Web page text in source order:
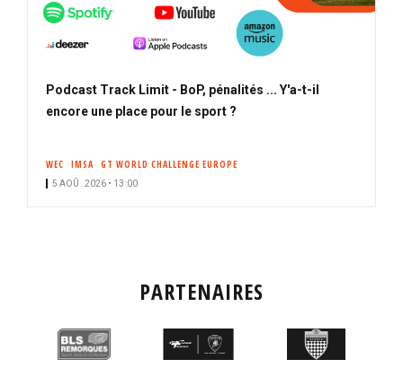
Podcast Track Limit - BoP, pénalités ... Y'a-t-il
encore une place pour le sport ?
WEC IMSA GT WORLD CHALLENGE EUROPE
5 AOÛ. 2026 • 13:00
PARTENAIRES